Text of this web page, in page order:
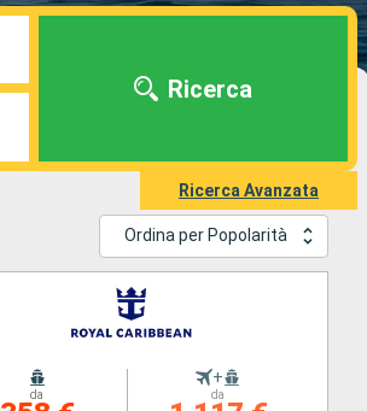
Ricerca
Ricerca Avanzata
Ordina per Popolarità
da
+
da